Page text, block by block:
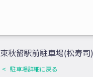
東秋留駅前駐車場(松寿司)
駐車場詳細に戻る